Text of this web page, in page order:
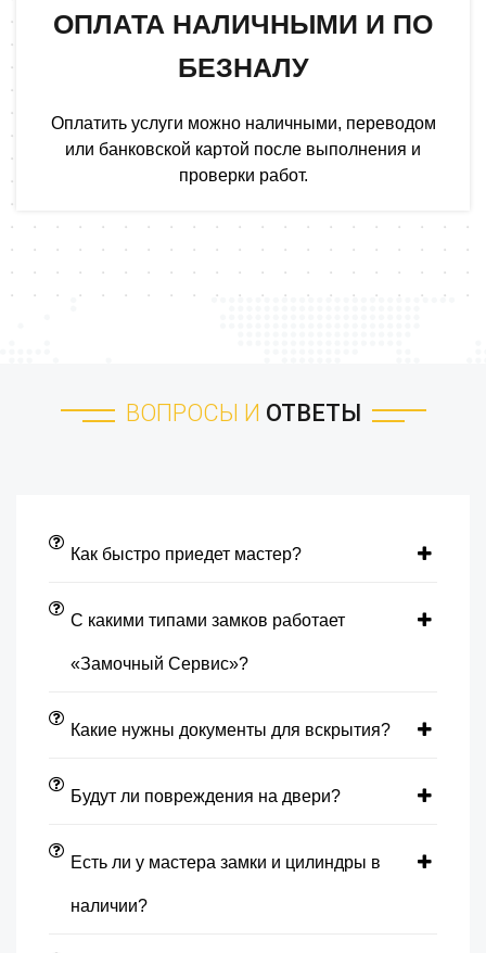
ОПЛАТА НАЛИЧНЫМИ И ПО
БЕЗНАЛУ
Оплатить услуги можно наличными, переводом
или банковской картой после выполнения и
проверки работ.
ВОПРОСЫ И ОТВЕТЫ
Как быстро приедет мастер?
С какими типами замков работает
«Замочный Сервис»?
Какие нужны документы для вскрытия?
Будут ли повреждения на двери?
Есть ли у мастера замки и цилиндры в
наличии?